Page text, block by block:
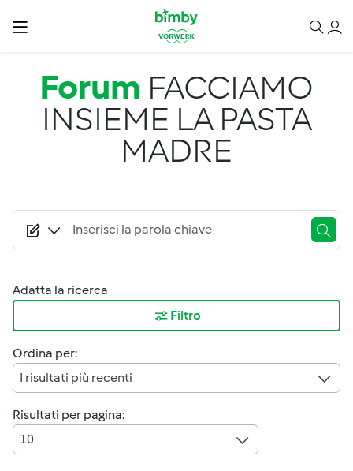
Salta al contenuto principale
Forum FACCIAMO
INSIEME LA PASTA
MADRE
Adatta la ricerca
Filtro
Ordina per:
I risultati più recenti
Risultati per pagina:
10